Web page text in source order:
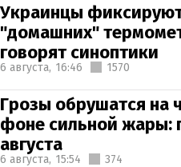
Украинцы
"домашних"
говорят синоптики
6 августа, 16:46 1570
Грозы обрушатся на
фоне сильной жары:
августа
6 августа, 15:54 374